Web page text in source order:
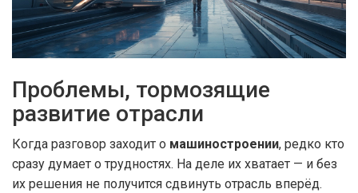
Проблемы, тормозящие
развитие отрасли
Когда разговор заходит о машиностроении, редко кто
сразу думает о трудностях. На деле их хватает — и без
их решения не получится сдвинуть отрасль вперёд.